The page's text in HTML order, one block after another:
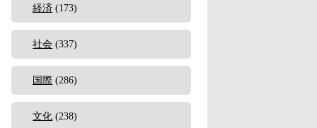
経済 (173)
社会 (337)
国際 (286)
文化 (238)